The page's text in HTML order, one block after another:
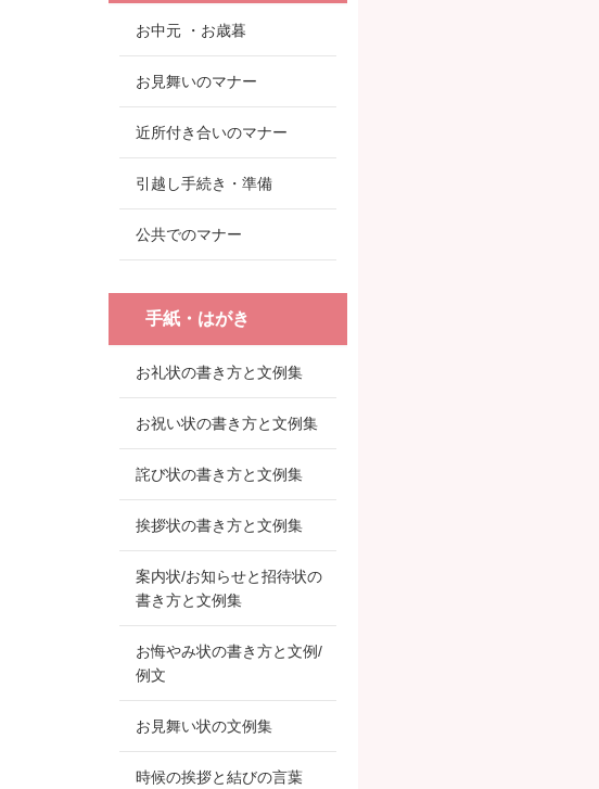
お中元 ・お歳暮
お見舞いのマナー
近所付き合いのマナー
引越し手続き・準備
公共でのマナー
手紙・はがき
お礼状の書き方と文例集
お祝い状の書き方と文例集
詫び状の書き方と文例集
挨拶状の書き方と文例集
案内状/お知らせと招待状の
書き方と文例集
お悔やみ状の書き方と文例/
例文
お見舞い状の文例集
時候の挨拶と結びの言葉